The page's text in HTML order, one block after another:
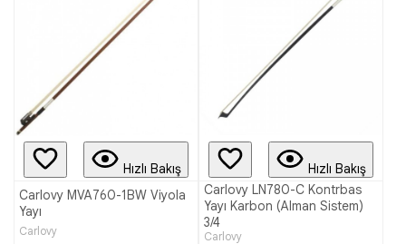
Hızlı Bakış
Carlovy MVA760-1BW Viyola
Yayı
Carlovy
Hızlı Bakış
Carlovy LN780-C Kontrbas
Yayı Karbon (Alman Sistem)
3/4
Carlovy